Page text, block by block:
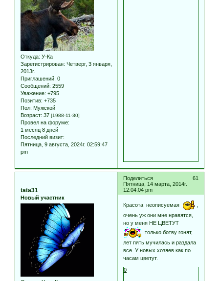
Откуда: У-Ка
Зарегистрирован: Четверг, 3 января,
2013г.
Приглашений: 0
Сообщений: 2559
Уважение: +795
Позитив: +735
Пол: Мужской
Возраст: 37 [1988-11-30]
Провел на форуме:
1 месяц 8 дней
Последний визит:
Пятница, 9 августа, 2024г. 02:59:47
pm
Поделиться
61
Пятница, 14 марта, 2014г.
12:04:04 pm
tata31
Новый участник
Красота неописуемая
,
очень уж они мне нравятся,
но у меня НЕ ЦВЕТУТ
только ботву гонят,
лет пять мучилась и раздала
все. У новых хозяев как по
часам цветут.
0